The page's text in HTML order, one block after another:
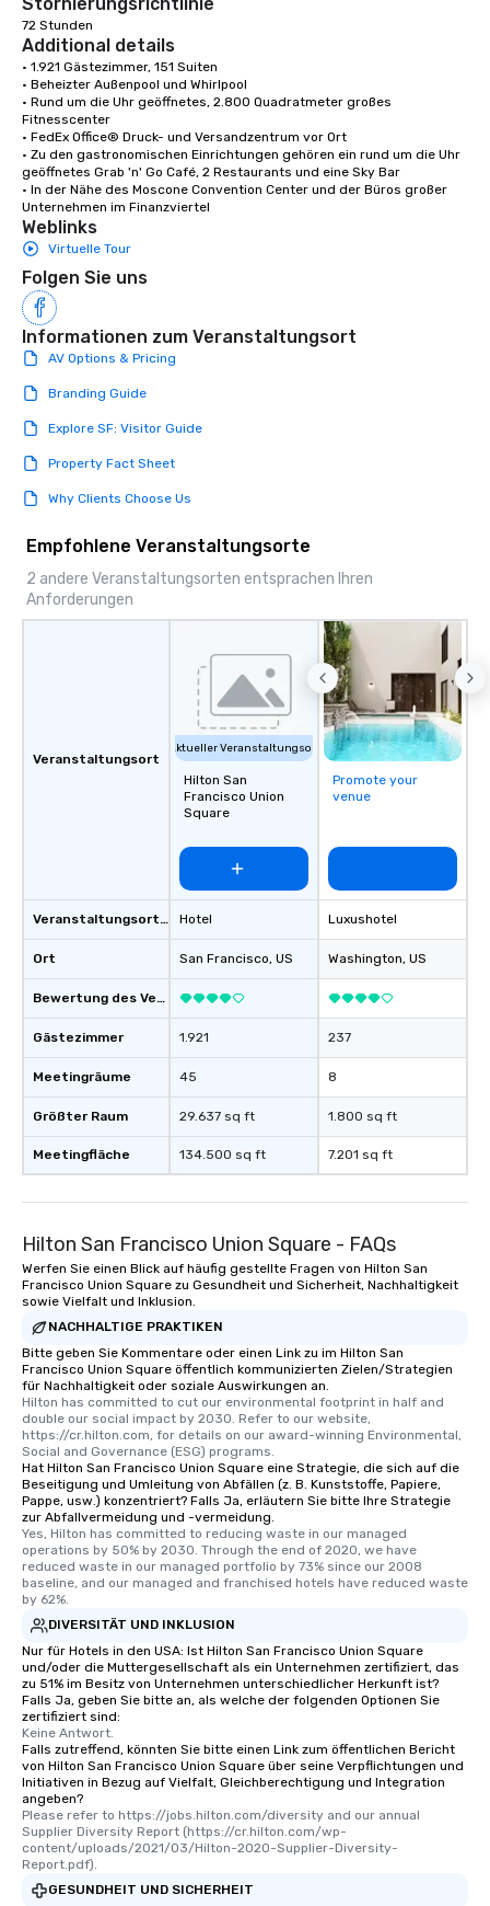
72 Stunden
Additional details
• 1.921 Gästezimmer, 151 Suiten
• Beheizter Außenpool und Whirlpool
• Rund um die Uhr geöffnetes, 2.800 Quadratmeter großes
Fitnesscenter
• FedEx Office® Druck- und Versandzentrum vor Ort
• Zu den gastronomischen Einrichtungen gehören ein rund um die Uhr
geöffnetes Grab 'n' Go Café, 2 Restaurants und eine Sky Bar
• In der Nähe des Moscone Convention Center und der Büros großer
Unternehmen im Finanzviertel
Weblinks
Virtuelle Tour
Folgen Sie uns
Informationen zum Veranstaltungsort
AV Options & Pricing
Branding Guide
Explore SF: Visitor Guide
Property Fact Sheet
Why Clients Choose Us
Empfohlene Veranstaltungsorte
2 andere Veranstaltungsorten entsprachen Ihren
Anforderungen
Veranstaltungsort
Veranstaltungsortstyp
Ort
Bewertung des Veranstaltungsortes
Gästezimmer
Meetingräume
Größter Raum
Meetingfläche
Aktueller Veranstaltungsort
Hilton San
Francisco Union
Square
Hotel
San Francisco, US
1.921
45
29.637 sq ft
134.500 sq ft
Promote your
venue
Luxushotel
Washington, US
237
8
1.800 sq ft
7.201 sq ft
Hilton San Francisco Union Square - FAQs
Werfen Sie einen Blick auf häufig gestellte Fragen von Hilton San
Francisco Union Square zu Gesundheit und Sicherheit, Nachhaltigkeit
sowie Vielfalt und Inklusion.
NACHHALTIGE PRAKTIKEN
Bitte geben Sie Kommentare oder einen Link zu im Hilton San
Francisco Union Square öffentlich kommunizierten Zielen/Strategien
für Nachhaltigkeit oder soziale Auswirkungen an.
Hilton has committed to cut our environmental footprint in half and
double our social impact by 2030. Refer to our website,
https://cr.hilton.com, for details on our award-winning Environmental,
Social and Governance (ESG) programs.
Hat Hilton San Francisco Union Square eine Strategie, die sich auf die
Beseitigung und Umleitung von Abfällen (z. B. Kunststoffe, Papiere,
Pappe, usw.) konzentriert? Falls Ja, erläutern Sie bitte Ihre Strategie
zur Abfallvermeidung und -vermeidung.
Yes, Hilton has committed to reducing waste in our managed
operations by 50% by 2030. Through the end of 2020, we have
reduced waste in our managed portfolio by 73% since our 2008
baseline, and our managed and franchised hotels have reduced waste
by 62%.
DIVERSITÄT UND INKLUSION
Nur für Hotels in den USA: Ist Hilton San Francisco Union Square
und/oder die Muttergesellschaft als ein Unternehmen zertifiziert, das
zu 51% im Besitz von Unternehmen unterschiedlicher Herkunft ist?
Falls Ja, geben Sie bitte an, als welche der folgenden Optionen Sie
zertifiziert sind:
Keine Antwort.
Falls zutreffend, könnten Sie bitte einen Link zum öffentlichen Bericht
von Hilton San Francisco Union Square über seine Verpflichtungen und
Initiativen in Bezug auf Vielfalt, Gleichberechtigung und Integration
angeben?
Please refer to https://jobs.hilton.com/diversity and our annual
Supplier Diversity Report (https://cr.hilton.com/wp-
content/uploads/2021/03/Hilton-2020-Supplier-Diversity-
Report.pdf).
GESUNDHEIT UND SICHERHEIT